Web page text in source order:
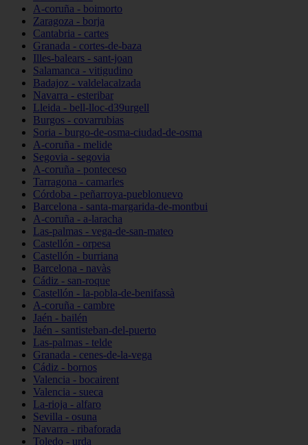
A-coruña - boimorto
Zaragoza - borja
Cantabria - cartes
Granada - cortes-de-baza
Illes-balears - sant-joan
Salamanca - vitigudino
Badajoz - valdelacalzada
Navarra - esteribar
Lleida - bell-lloc-d39urgell
Burgos - covarrubias
Soria - burgo-de-osma-ciudad-de-osma
A-coruña - melide
Segovia - segovia
A-coruña - ponteceso
Tarragona - camarles
Córdoba - peñarroya-pueblonuevo
Barcelona - santa-margarida-de-montbui
A-coruña - a-laracha
Las-palmas - vega-de-san-mateo
Castellón - orpesa
Castellón - burriana
Barcelona - navàs
Cádiz - san-roque
Castellón - la-pobla-de-benifassà
A-coruña - cambre
Jaén - bailén
Jaén - santisteban-del-puerto
Las-palmas - telde
Granada - cenes-de-la-vega
Cádiz - bornos
Valencia - bocairent
Valencia - sueca
La-rioja - alfaro
Sevilla - osuna
Navarra - ribaforada
Toledo - urda